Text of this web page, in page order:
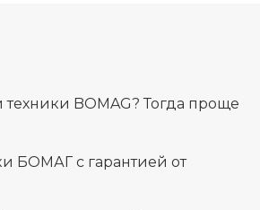
BOMAG? Тогда проще
БОМАГ с гарантией от